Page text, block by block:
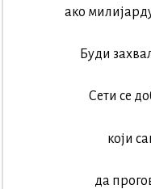
ако
Буди
Сети се
који
да